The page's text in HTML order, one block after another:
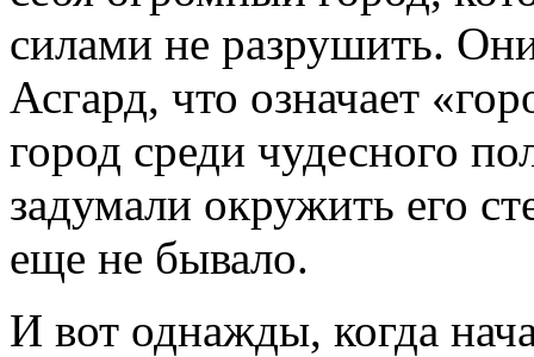
силами не разрушить.
Асгард, что означает
город среди чудесного
задумали окружить его
еще не бывало.
И вот однажды, когда